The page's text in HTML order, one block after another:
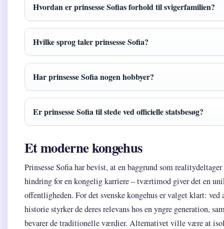
Hvordan er prinsesse Sofias forhold til svigerfamilien?
Hvilke sprog taler prinsesse Sofia?
Har prinsesse Sofia nogen hobbyer?
Er prinsesse Sofia til stede ved officielle statsbesøg?
Et moderne kongehus
Prinsesse Sofia har bevist, at en baggrund som
hindring for en kongelig karriere – tværtimod giver det en
offentligheden. For det svenske kongehus er valget klart: ved
historie styrker de deres relevans hos en yngre generation,
bevarer de traditionelle værdier. Alternativet ville være at